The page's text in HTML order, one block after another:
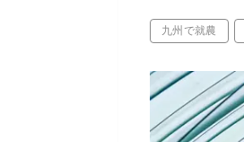
九州で就農